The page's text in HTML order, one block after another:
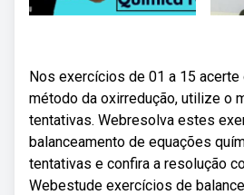
Nos exercícios de 01 a 15
método da oxirredução, utilize o
tentativas. Webresolva estes
balanceamento de equações
tentativas e confira a resolução
Webestude exercícios de